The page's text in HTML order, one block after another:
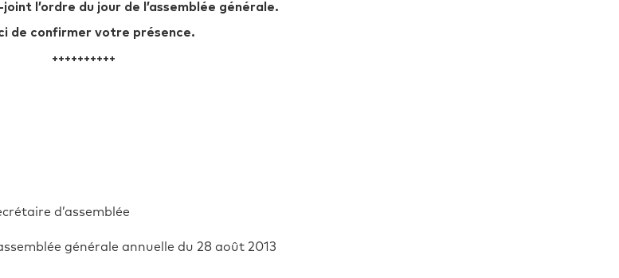
l’ordre du jour de l’assemblée générale.
de confirmer votre présence.
++++++++++
d’assemblée
générale annuelle du 28 août 2013